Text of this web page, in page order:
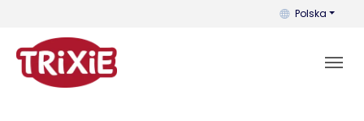
Możesz
Polska